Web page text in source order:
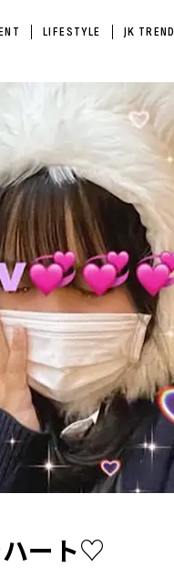
LIFESTYLE JK TREND
ハート♡